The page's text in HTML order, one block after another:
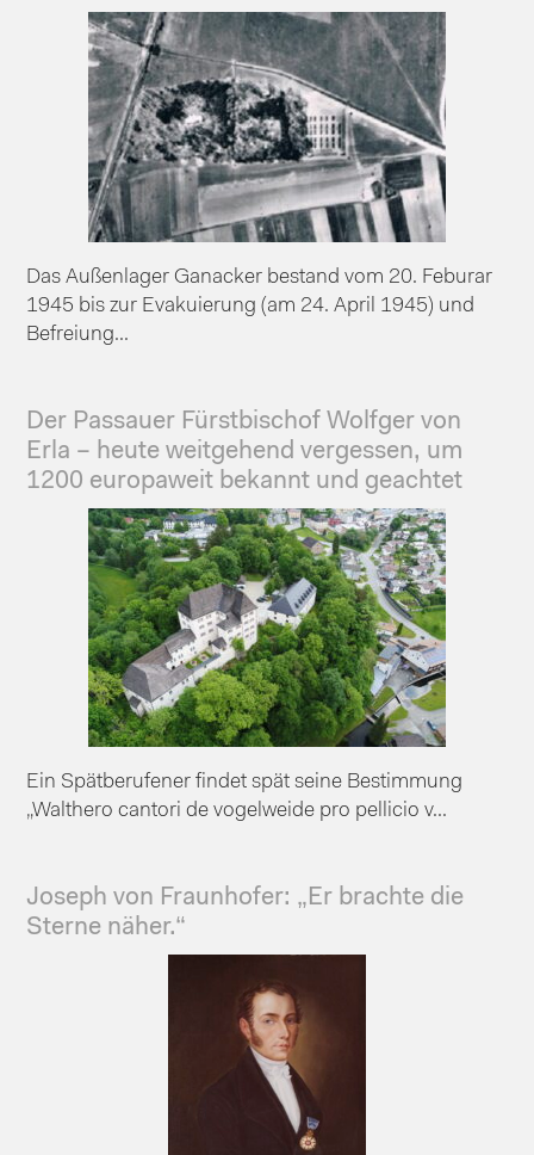
Das Außenlager Ganacker bestand vom 20. Feburar
1945 bis zur Evakuierung (am 24. April 1945) und
Befreiung...
Der Passauer Fürstbischof Wolfger von
Erla – heute weitgehend vergessen, um
1200 europaweit bekannt und geachtet
Ein Spätberufener findet spät seine Bestimmung
„Walthero cantori de vogelweide pro pellicio v...
Joseph von Fraunhofer: „Er brachte die
Sterne näher.“